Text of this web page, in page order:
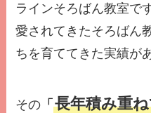
ラインそろばん教室で
愛されてきたそろばん
ちを育ててきた実績が
その 「長年積み重